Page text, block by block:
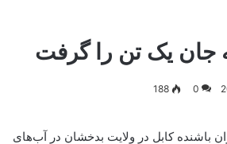
جان یک تن را گرفت
0
188
باشنده کابل در ولایت بدخشان در آب‌های